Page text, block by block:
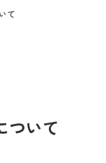
て
ついて